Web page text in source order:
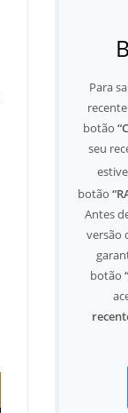
Para
botão
seu
botão
Antes
versão
botão